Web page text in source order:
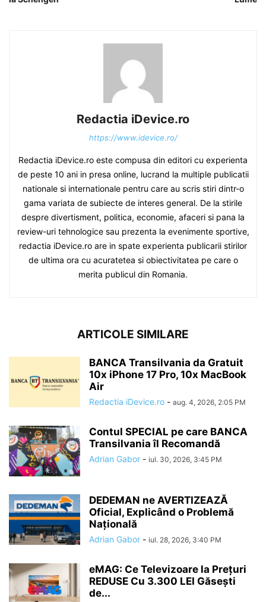
Redactia iDevice.ro
https://www.idevice.ro/
Redactia iDevice.ro este compusa din editori cu experienta
de peste 10 ani in presa online, lucrand la multiple publicatii
nationale si internationale pentru care au scris stiri dintr-o
gama variata de subiecte de interes general. De la stirile
despre divertisment, politica, economie, afaceri si pana la
review-uri tehnologice sau prezenta la evenimente sportive,
redactia iDevice.ro are in spate experienta publicarii stirilor
de ultima ora cu acuratetea si obiectivitatea pe care o
merita publicul din Romania.
ARTICOLE SIMILARE
BANCA Transilvania da Gratuit
10x iPhone 17 Pro, 10x MacBook
Air
Redactia iDevice.ro - aug. 4, 2026, 2:05 PM
Contul SPECIAL pe care BANCA
Transilvania îl Recomandă
Adrian Gabor - iul. 30, 2026, 3:45 PM
DEDEMAN ne AVERTIZEAZĂ
Oficial, Explicând o Problemă
Națională
Adrian Gabor - iul. 28, 2026, 3:40 PM
eMAG: Ce Televizoare la Prețuri
REDUSE Cu 3.300 LEI Găsești
de...